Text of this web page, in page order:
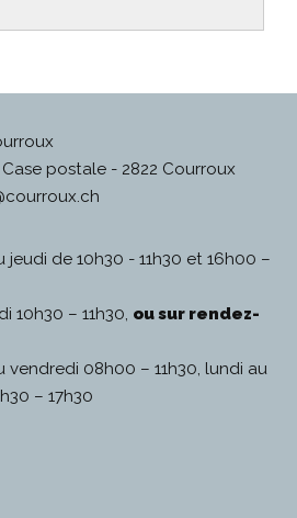
postale - 2822 Courroux
jeudi de 10h30 - 11h30 et 16h00 –
10h30 – 11h30, ou sur rendez-
vendredi 08h00 – 11h30, lundi au
– 17h30